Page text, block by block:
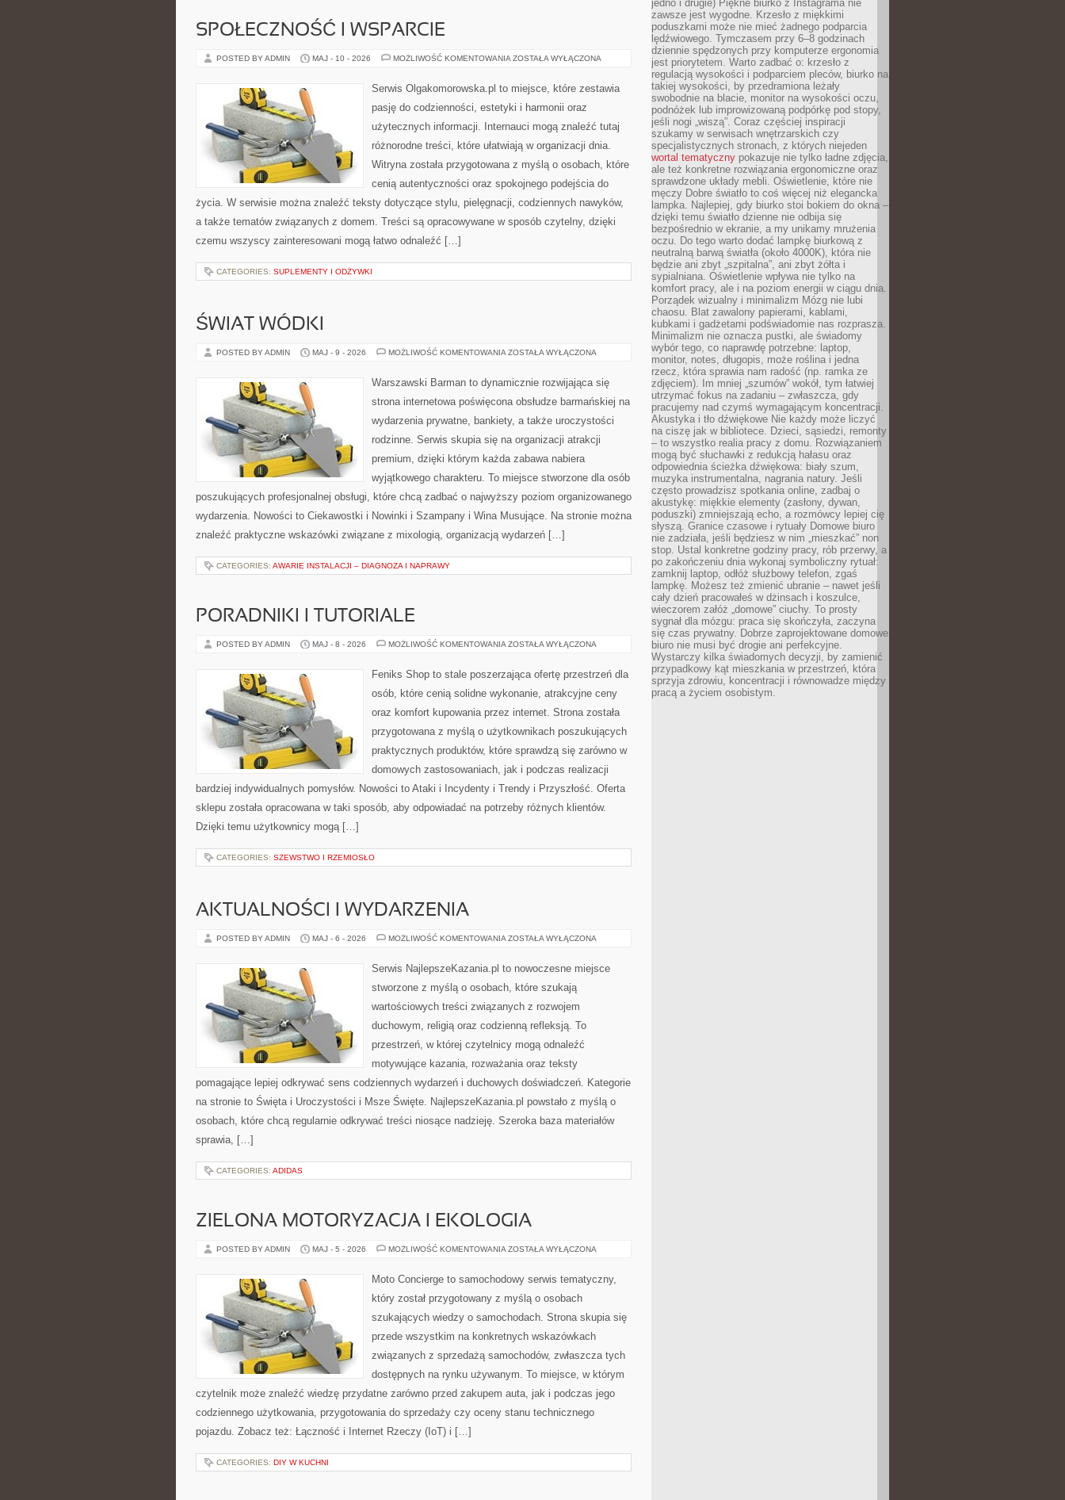
SPOŁECZNOŚĆ I WSPARCIE
POSTED BY ADMIN MAJ - 10 - 2026 MOŻLIWOŚĆ KOMENTOWANIA SPOŁECZNOŚĆ
ZOSTAŁA WYŁĄCZONA
Serwis Olgakomorowska.pl to miejsce, które zestawia
pasję do codzienności, estetyki i harmonii oraz
użytecznych informacji. Internauci mogą znaleźć tutaj
różnorodne treści, które ułatwiają w organizacji dnia.
Witryna została przygotowana z myślą o osobach, które
cenią autentyczności oraz spokojnego podejścia do
życia. W serwisie można znaleźć teksty dotyczące stylu, pielęgnacji, codziennych nawyków,
a także tematów związanych z domem. Treści są opracowywane w sposób czytelny, dzięki
czemu wszyscy zainteresowani mogą łatwo odnaleźć […]
CATEGORIES: SUPLEMENTY I ODŻYWKI
ŚWIAT WÓDKI
POSTED BY ADMIN MAJ - 9 - 2026 MOŻLIWOŚĆ KOMENTOWANIA ŚWIAT
ZOSTAŁA WYŁĄCZONA
Warszawski Barman to dynamicznie rozwijająca się
strona internetowa poświęcona obsłudze barmańskiej na
wydarzenia prywatne, bankiety, a także uroczystości
rodzinne. Serwis skupia się na organizacji atrakcji
premium, dzięki którym każda zabawa nabiera
wyjątkowego charakteru. To miejsce stworzone dla osób
poszukujących profesjonalnej obsługi, które chcą zadbać o najwyższy poziom organizowanego
wydarzenia. Nowości to Ciekawostki i Nowinki i Szampany i Wina Musujące. Na stronie można
znaleźć praktyczne wskazówki związane z mixologią, organizacją wydarzeń […]
CATEGORIES: AWARIE INSTALACJI – DIAGNOZA I NAPRAWY
PORADNIKI I TUTORIALE
POSTED BY ADMIN MAJ - 8 - 2026 MOŻLIWOŚĆ KOMENTOWANIA PORADNIKI
ZOSTAŁA WYŁĄCZONA
Feniks Shop to stale poszerzająca ofertę przestrzeń dla
osób, które cenią solidne wykonanie, atrakcyjne ceny
oraz komfort kupowania przez internet. Strona została
przygotowana z myślą o użytkownikach poszukujących
praktycznych produktów, które sprawdzą się zarówno w
domowych zastosowaniach, jak i podczas realizacji
bardziej indywidualnych pomysłów. Nowości to Ataki i Incydenty i Trendy i Przyszłość. Oferta
sklepu została opracowana w taki sposób, aby odpowiadać na potrzeby różnych klientów.
Dzięki temu użytkownicy mogą […]
CATEGORIES: SZEWSTWO I RZEMIOSŁO
AKTUALNOŚCI I WYDARZENIA
POSTED BY ADMIN MAJ - 6 - 2026 MOŻLIWOŚĆ KOMENTOWANIA AKTUALNOŚCI
ZOSTAŁA WYŁĄCZONA
Serwis NajlepszeKazania.pl to nowoczesne miejsce
stworzone z myślą o osobach, które szukają
wartościowych treści związanych z rozwojem
duchowym, religią oraz codzienną refleksją. To
przestrzeń, w której czytelnicy mogą odnaleźć
motywujące kazania, rozważania oraz teksty
pomagające lepiej odkrywać sens codziennych wydarzeń i duchowych doświadczeń. Kategorie
na stronie to Święta i Uroczystości i Msze Święte. NajlepszeKazania.pl powstało z myślą o
osobach, które chcą regularnie odkrywać treści niosące nadzieję. Szeroka baza materiałów
sprawia, […]
CATEGORIES: ADIDAS
ZIELONA MOTORYZACJA I EKOLOGIA
POSTED BY ADMIN MAJ - 5 - 2026 MOŻLIWOŚĆ KOMENTOWANIA ZIELONA
ZOSTAŁA WYŁĄCZONA
Moto Concierge to samochodowy serwis tematyczny,
który został przygotowany z myślą o osobach
szukających wiedzy o samochodach. Strona skupia się
przede wszystkim na konkretnych wskazówkach
związanych z sprzedażą samochodów, zwłaszcza tych
dostępnych na rynku używanym. To miejsce, w którym
czytelnik może znaleźć wiedzę przydatne zarówno przed zakupem auta, jak i podczas jego
codziennego użytkowania, przygotowania do sprzedaży czy oceny stanu technicznego
pojazdu. Zobacz też: Łączność i Internet Rzeczy (IoT) i […]
CATEGORIES: DIY W KUCHNI
jedno i drugie) Piękne biurko z Instagrama nie
zawsze jest wygodne. Krzesło z miękkimi
poduszkami może nie mieć żadnego podparcia
lędźwiowego. Tymczasem przy 6–8 godzinach
dziennie spędzonych przy komputerze ergonomia
jest priorytetem. Warto zadbać o: krzesło z
regulacją wysokości i podparciem pleców, biurko na
takiej wysokości, by przedramiona leżały
swobodnie na blacie, monitor na wysokości oczu,
podnóżek lub improwizowaną podpórkę pod stopy,
jeśli nogi „wiszą”. Coraz częściej inspiracji
szukamy w serwisach wnętrzarskich czy
specjalistycznych stronach, z których niejeden
wortal tematyczny pokazuje nie tylko ładne zdjęcia,
ale też konkretne rozwiązania ergonomiczne oraz
sprawdzone układy mebli. Oświetlenie, które nie
męczy Dobre światło to coś więcej niż elegancka
lampka. Najlepiej, gdy biurko stoi bokiem do okna –
dzięki temu światło dzienne nie odbija się
bezpośrednio w ekranie, a my unikamy mrużenia
oczu. Do tego warto dodać lampkę biurkową z
neutralną barwą światła (około 4000K), która nie
będzie ani zbyt „szpitalna”, ani zbyt żółta i
sypialniana. Oświetlenie wpływa nie tylko na
komfort pracy, ale i na poziom energii w ciągu dnia.
Porządek wizualny i minimalizm Mózg nie lubi
chaosu. Blat zawalony papierami, kablami,
kubkami i gadżetami podświadomie nas rozprasza.
Minimalizm nie oznacza pustki, ale świadomy
wybór tego, co naprawdę potrzebne: laptop,
monitor, notes, długopis, może roślina i jedna
rzecz, która sprawia nam radość (np. ramka ze
zdjęciem). Im mniej „szumów” wokół, tym łatwiej
utrzymać fokus na zadaniu – zwłaszcza, gdy
pracujemy nad czymś wymagającym koncentracji.
Akustyka i tło dźwiękowe Nie każdy może liczyć
na ciszę jak w bibliotece. Dzieci, sąsiedzi, remonty
– to wszystko realia pracy z domu. Rozwiązaniem
mogą być słuchawki z redukcją hałasu oraz
odpowiednia ścieżka dźwiękowa: biały szum,
muzyka instrumentalna, nagrania natury. Jeśli
często prowadzisz spotkania online, zadbaj o
akustykę: miękkie elementy (zasłony, dywan,
poduszki) zmniejszają echo, a rozmówcy lepiej cię
słyszą. Granice czasowe i rytuały Domowe biuro
nie zadziała, jeśli będziesz w nim „mieszkać” non
stop. Ustal konkretne godziny pracy, rób przerwy, a
po zakończeniu dnia wykonaj symboliczny rytuał:
zamknij laptop, odłóż służbowy telefon, zgaś
lampkę. Możesz też zmienić ubranie – nawet jeśli
cały dzień pracowałeś w dżinsach i koszulce,
wieczorem załóż „domowe” ciuchy. To prosty
sygnał dla mózgu: praca się skończyła, zaczyna
się czas prywatny. Dobrze zaprojektowane domowe
biuro nie musi być drogie ani perfekcyjne.
Wystarczy kilka świadomych decyzji, by zamienić
przypadkowy kąt mieszkania w przestrzeń, która
sprzyja zdrowiu, koncentracji i równowadze między
pracą a życiem osobistym.